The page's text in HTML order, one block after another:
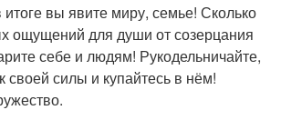
итоге вы явите миру, семье! Сколько
ощущений для души от созерцания
себе и людям! Рукодельничайте,
своей силы и купайтесь в нём!